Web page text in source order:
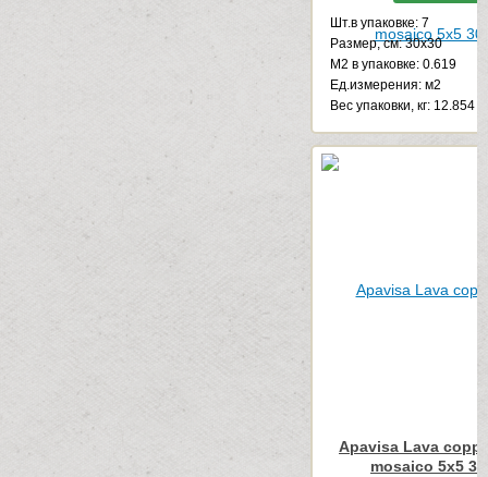
Шт.в упаковке: 7
Размер, см: 30x30
М2 в упаковке: 0.619
Ед.измерения: м2
Веc упаковки, кг: 12.854
Apavisa Lava
mosaico 5x5